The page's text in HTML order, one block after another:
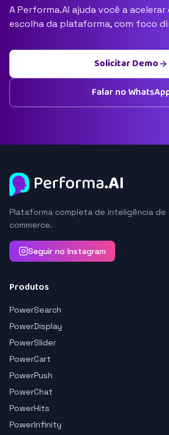
A Performa.AI ajuda você a
escolha da plataforma, com foco
Solicitar Demo
Falar no
Plataforma completa de inteligência de
commerce.
Seguir no Instagram
Produtos
PowerSearch
PowerDisplay
PowerSlider
PowerCart
PowerPush
PowerChat
PowerHits
PowerInfinity